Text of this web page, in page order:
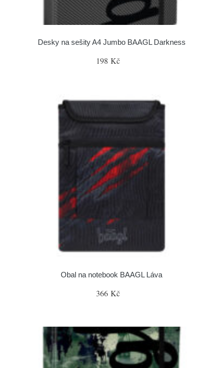
Desky na sešity A4 Jumbo BAAGL Darkness
198 Kč
Obal na notebook BAAGL Láva
366 Kč